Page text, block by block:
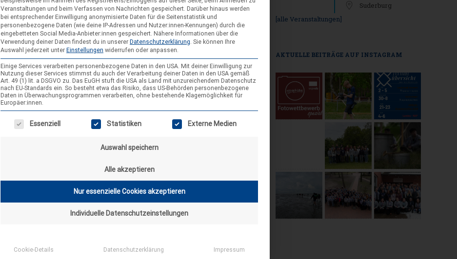
Suderburg
[alle Veranstaltungen]
AKTUELLE BEITRÄGE AUF INSTAGRAM
Veranstaltungen und beim Verfassen von Nachrichten gespeichert. Darüber hinaus werden
bei entsprechender Einwilligung anonymisierte Daten für die Seitenstatistik und
personenbezogene Daten (wie deine IP-Adressen und Nutzer:innen-Kennungen) durch die
eingebetteten Social Media-Anbieter:innen gespeichert. Nähere Informationen über die
Verwendung deiner Daten findest du in unserer Datenschutzerklärung Sie können Ihre
Auswahl jederzeit unter Einstellungen widerrufen oder anpassen.
Einige Services verarbeiten personenbezogene Daten in den USA. Mit deiner Einwilligung zur
Nutzung dieser Services stimmst du auch der Verarbeitung deiner Daten in den USA gemäß
Art. 49 (1) lit. a DSGVO zu. Das EuGH stuft die USA als Land mit unzureichendem Datenschutz
nach EU-Standards ein. So besteht etwa das Risiko, dass US-Behörden personenbezogene
Daten in Überwachungsprogrammen verarbeiten, ohne bestehende Klagemöglichkeit für
Europäer:innen.
Es folgt eine Liste der Service-Gruppen, für die eine Einwilligung erteilt werden kann. Die erste Service-Gruppe ist essenziell und kann nicht
Essenziell Statistiken Externe Medien
Auswahl speichern
Alle akzeptieren
Nur essenzielle Cookies akzeptieren
Individuelle Datenschutzeinstellungen
Cookie-Details Datenschutzerklärung Impressum